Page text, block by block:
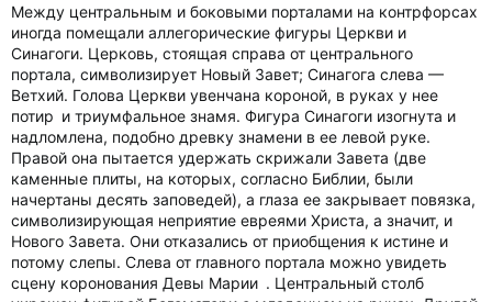
Между центральным и боковыми порталами на контрфорсах
иногда помещали аллегорические фигуры Церкви и
Синагоги. Церковь, стоящая справа от центрального
портала, символизирует Новый Завет; Синагога слева —
Ветхий. Голова Церкви увенчана короной, в руках у нее
потир и триумфальное знамя. Фигура Синагоги изогнута и
надломлена, подобно древку знамени в ее левой руке.
Правой она пытается удержать скрижали Завета (две
каменные плиты, на которых, согласно Библии, были
начертаны десять заповедей), а глаза ее закрывает повязка,
символизирующая неприятие евреями Христа, а значит, и
Нового Завета. Они отказались от приобщения к истине и
потому слепы. Слева от главного портала можно увидеть
сцену коронования Девы Марии . Центральный столб